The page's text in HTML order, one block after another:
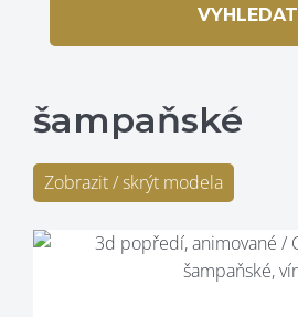
VYHLEDAT
šampaňské
Zobrazit / skrýt modela